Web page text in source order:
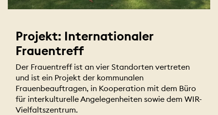
Projekt: Internationaler
Frauentreff
Der Frauentreff ist an vier Standorten vertreten
und ist ein Projekt der kommunalen
Frauenbeauftragen, in Kooperation mit dem Büro
für interkulturelle Angelegenheiten sowie dem WIR-
Vielfaltszentrum.